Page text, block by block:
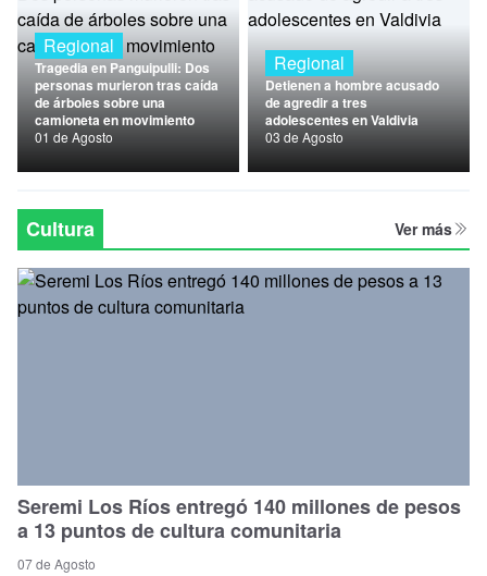
Economía
Entrevistas
Nacional
Política
Regional
Regional
Tragedia en Panguipulli: Dos
personas murieron tras caída
de árboles sobre una
camioneta en movimiento
01 de Agosto
Regional
Detienen a hombre acusado
de agredir a tres
adolescentes en Valdivia
03 de Agosto
Cultura Ver más
Seremi Los Ríos entregó 140 millones de pesos
a 13 puntos de cultura comunitaria
07 de Agosto